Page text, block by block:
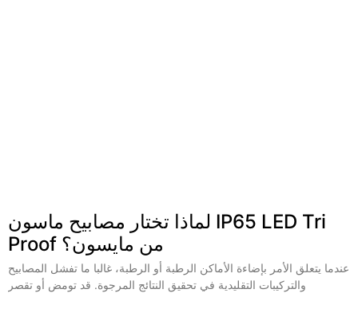
لماذا تختار مصابيح ماسون IP65 LED Tri
Proof من مايسون؟
عندما يتعلق الأمر بإضاءة الأماكن الرطبة أو الرطبة، غالبا ما تفشل المصابيح
والتركيبات التقليدية في تحقيق النتائج المرجوة. قد تومض أو تقصر